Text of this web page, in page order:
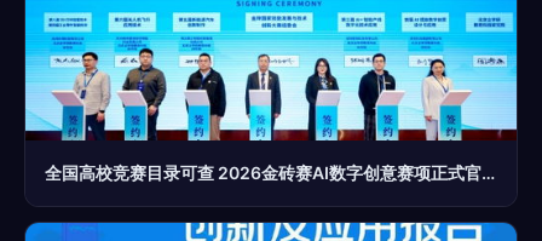
全国高校竞赛目录可查 2026金砖赛AI数字创意赛项正式官宣，引领数字文化创意内容应用服务新浪潮